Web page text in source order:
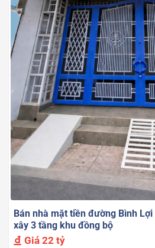
Bán nhà mặt tiền đường Bình
xây 3 tầng khu đồng bộ
Giá 22 tỷ